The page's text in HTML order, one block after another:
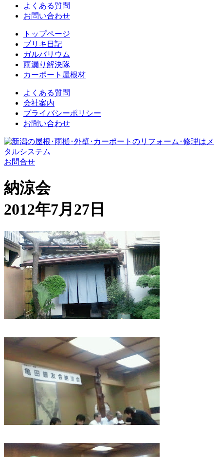
よくある質問
お問い合わせ
トップページ
ブリキ日記
ガルバリウム
雨漏り解決隊
カーポート屋根材
よくある質問
会社案内
プライバシーポリシー
お問い合わせ
お問合せ
納涼会
2012年7月27日